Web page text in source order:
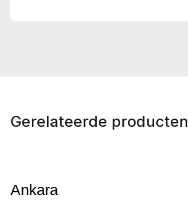
Gerelateerde producten
Ankara